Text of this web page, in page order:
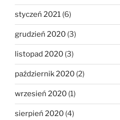
styczeń 2021 (6)
grudzień 2020 (3)
listopad 2020 (3)
październik 2020 (2)
wrzesień 2020 (1)
sierpień 2020 (4)